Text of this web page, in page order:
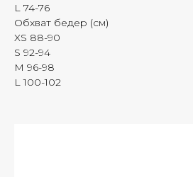
L 74-76
Обхват бедер (см)
XS 88-90
S 92-94
M 96-98
L 100-102